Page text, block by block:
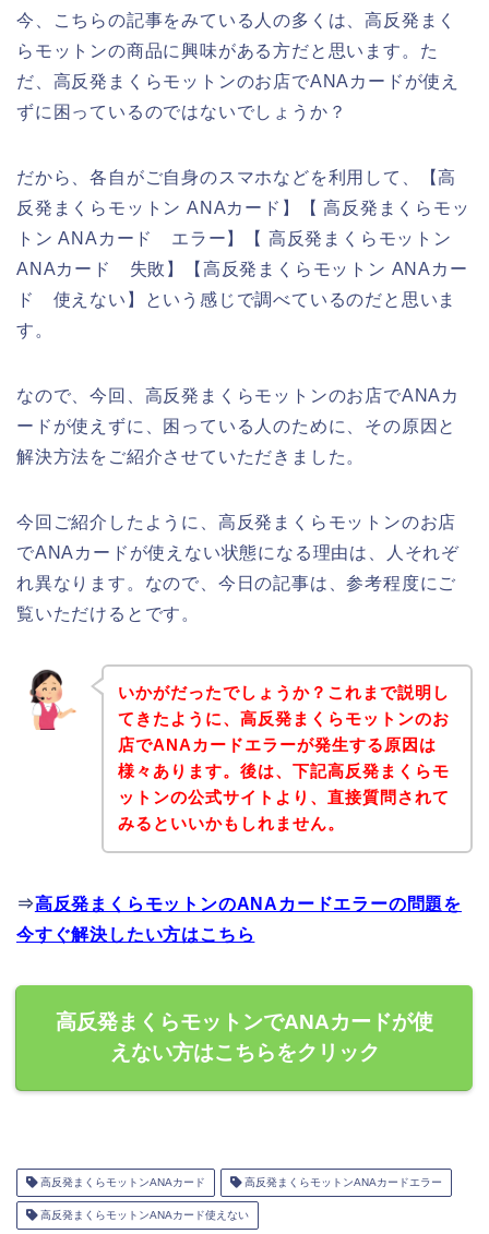
今、こちらの記事をみている人の多くは、高反発まく
らモットンの商品に興味がある方だと思います。た
だ、高反発まくらモットンのお店でANAカードが使え
ずに困っているのではないでしょうか？
だから、各自がご自身のスマホなどを利用して、【高
反発まくらモットン ANAカード】【 高反発まくらモッ
トン ANAカード エラー】【 高反発まくらモットン
ANAカード 失敗】【高反発まくらモットン ANAカー
ド 使えない】という感じで調べているのだと思いま
す。
なので、今回、高反発まくらモットンのお店でANAカ
ードが使えずに、困っている人のために、その原因と
解決方法をご紹介させていただきました。
今回ご紹介したように、高反発まくらモットンのお店
でANAカードが使えない状態になる理由は、人それぞ
れ異なります。なので、今日の記事は、参考程度にご
覧いただけるとです。
いかがだったでしょうか？これまで説明し
てきたように、高反発まくらモットンのお
店でANAカードエラーが発生する原因は
様々あります。後は、下記高反発まくらモ
ットンの公式サイトより、直接質問されて
みるといいかもしれません。
⇒高反発まくらモットンのANAカードエラーの問題を
今すぐ解決したい方はこちら
高反発まくらモットンでANAカードが使
えない方はこちらをクリック
高反発まくらモットンANAカード 高反発まくらモットンANAカードエラー
高反発まくらモットンANAカード使えない